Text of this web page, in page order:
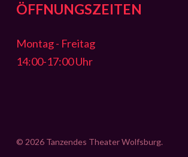
ÖFFNUNGSZEITEN
Montag - Freitag
14:00-17:00 Uhr
© 2026 Tanzendes Theater Wolfsburg.